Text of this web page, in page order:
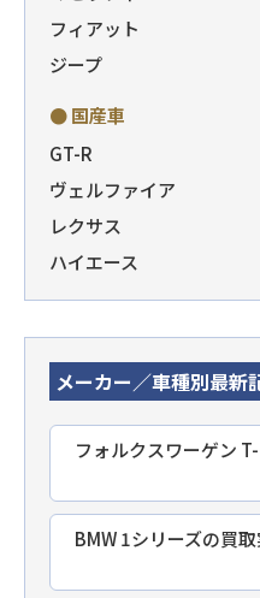
フィアット
ジープ
● 国産車
GT-R
ヴェルファイア
レクサス
ハイエース
メーカー／車種別最新
フォルクスワーゲン
BMW 1シリーズの買